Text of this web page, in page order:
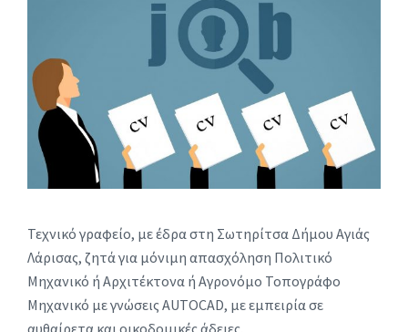
Τεχνικό γραφείο, με έδρα στη Σωτηρίτσα Δήμου Αγιάς
Λάρισας, ζητά για μόνιμη απασχόληση Πολιτικό
Μηχανικό ή Αρχιτέκτονα ή Αγρονόμο Τοπογράφο
Μηχανικό με γνώσεις AUTOCAD, με εμπειρία σε
αυθαίρετα και οικοδομικές άδειες.